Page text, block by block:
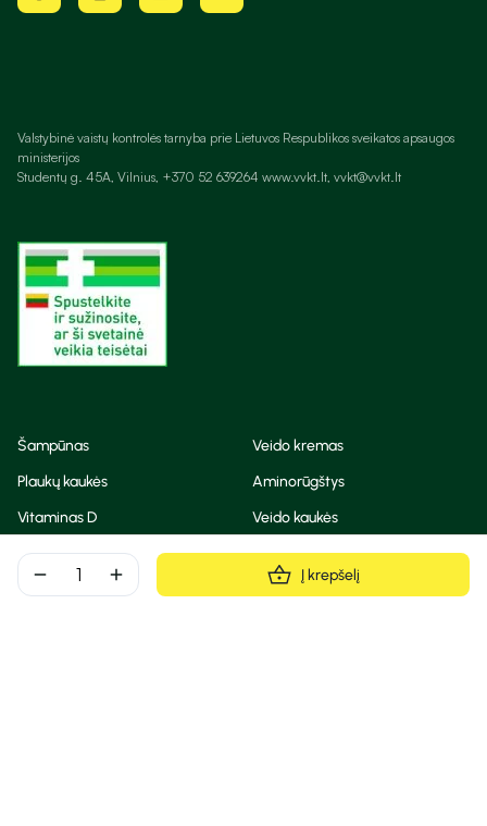
remove add Į krepšelį
Valstybinė vaistų kontrolės tarnyba prie Lietuvos Respublikos sveikatos apsaugos
ministerijos
Studentų g. 45A, Vilnius, +370 52 639264 www.vvkt.lt, vvkt@vvkt.lt
Šampūnas
Veido kremas
Plaukų kaukės
Aminorūgštys
Vitaminas D
Veido kaukės
Korėjietiška kosmetika
Eteriniai aliejai
Dezodorantas
BB ir CC kremas